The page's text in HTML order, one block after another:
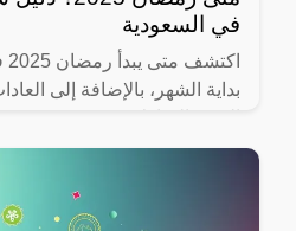
في السعودية
بداية الشهر، بالإضافة إلى